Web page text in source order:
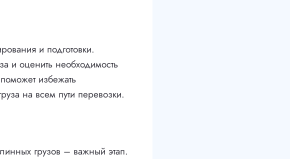
и подготовки.
и оценить необходимость
избежать
на всем пути перевозки.
грузов – важный этап.